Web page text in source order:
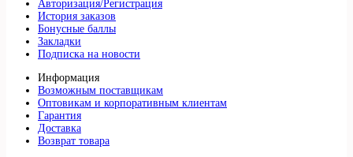
Авторизация/Регистрация
История заказов
Бонусные баллы
Закладки
Подписка на новости
Информация
Возможным поставщикам
Оптовикам и корпоративным клиентам
Гарантия
Доставка
Возврат товара